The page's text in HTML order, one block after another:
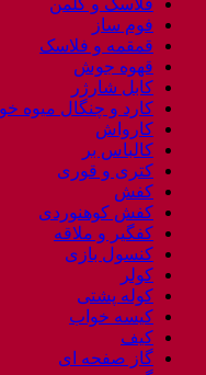
فوم ساز
قمقمه و فلاسک
قهوه جوش
کابل شارژر
کارد و چنگال میوه
کارواش
کالباس بر
کتری و قوری
کفش
کفش کوهنوردی
کفگیر و ملاقه
کنسول بازی
کولر
کوله پشتی
کیسه خواب
کیف
گاز صفحه ای